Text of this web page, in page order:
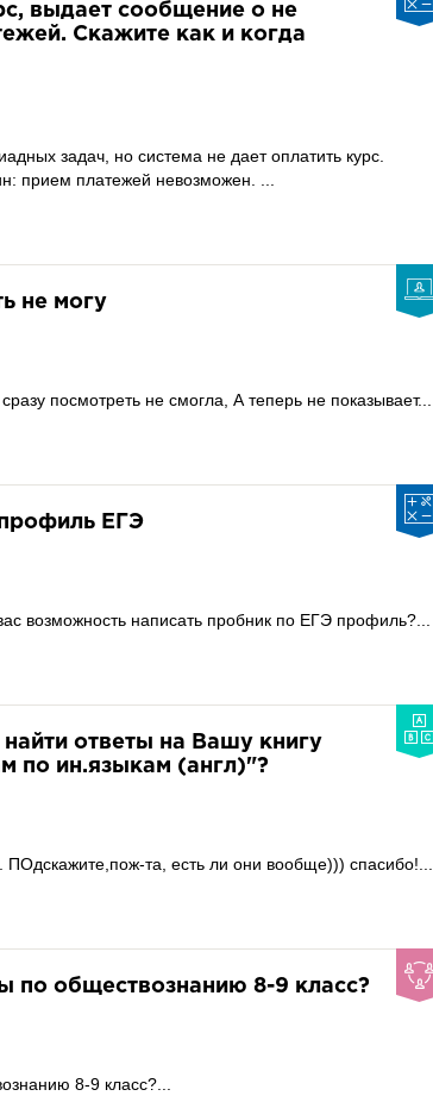
выдает сообщение о не
Скажите как и когда
задач, но система не дает оплатить курс.
прием платежей невозможен. ...
не могу
посмотреть не смогла, А теперь не показывает...
ЕГЭ
возможность написать пробник по ЕГЭ профиль?...
ответы на Вашу книгу
по ин.языкам (англ)"?
та, есть ли они вообще))) спасибо!...
по обществознанию 8-9 класс?
8-9 класс?...